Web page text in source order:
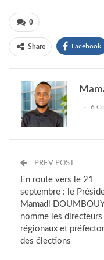
0
Share Facebook
6
PREV POST
En route vers le 21
septembre : le
Mamadi
nomme les directeurs
régionaux et
des élections